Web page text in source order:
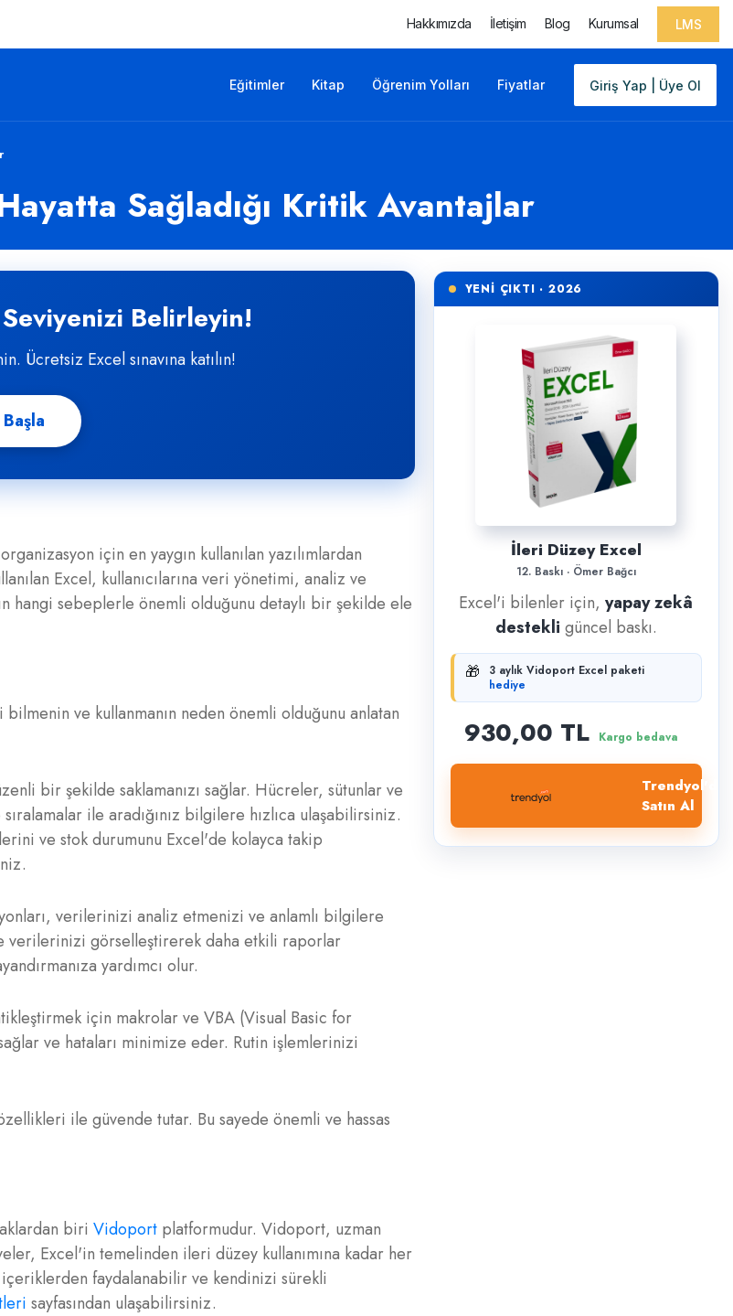
Hakkımızda İletişim Blog Kurumsal LMS
Giriş Yap | Üye Ol
Eğitimler Kitap Öğrenim Yolları Fiyatlar
Sağladığı Kritik Avantajlar
Belirleyin!
Excel sınavına katılın!
Başla
için en yaygın kullanılan yazılımlardan
Excel, kullanıcılarına veri yönetimi, analiz ve
hangi sebeplerle önemli olduğunu detaylı bir şekilde ele
ve kullanmanın neden önemli olduğunu anlatan
bir şekilde saklamanızı sağlar. Hücreler, sütunlar ve
ile aradığınız bilgilere hızlıca ulaşabilirsiniz.
ve stok durumunu Excel'de kolayca takip
verilerinizi analiz etmenizi ve anlamlı bilgilere
verilerinizi görselleştirerek daha etkili raporlar
yardımcı olur.
için makrolar ve VBA (Visual Basic for
ve hataları minimize eder. Rutin işlemlerinizi
ile güvende tutar. Bu sayede önemli ve hassas
biri Vidoport platformudur. Vidoport, uzman
Excel'in temelinden ileri düzey kullanımına kadar her
faydalanabilir ve kendinizi sürekli
sayfasından ulaşabilirsiniz.
YENİ ÇIKTI · 2026
İleri Düzey Excel
12. Baskı · Ömer Bağcı
Excel'i bilenler için,yapay zekâ
destekli güncel baskı.
🎁
3 aylık Vidoport Excel paketi
hediye
930,00 TL Kargo bedava
Trendyol'dan
Satın Al